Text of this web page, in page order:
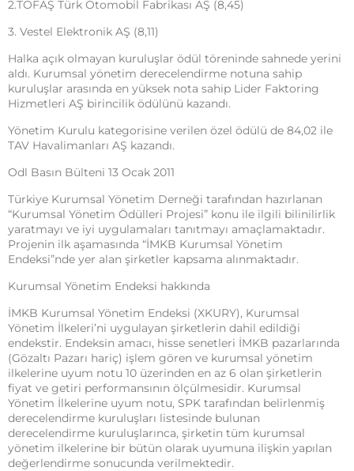
2.TOFAŞ Türk Otomobil Fabrikası AŞ (8,45)
3. Vestel Elektronik AŞ (8,11)
Halka açık olmayan kuruluşlar ödül töreninde sahnede yerini
aldı. Kurumsal yönetim derecelendirme notuna sahip
kuruluşlar arasında en yüksek nota sahip Lider Faktoring
Hizmetleri AŞ birincilik ödülünü kazandı.
Yönetim Kurulu kategorisine verilen özel ödülü de 84,02 ile
TAV Havalimanları AŞ kazandı.
Odl Basın Bülteni 13 Ocak 2011
Türkiye Kurumsal Yönetim Derneği tarafından hazırlanan
“Kurumsal Yönetim Ödülleri Projesi” konu ile ilgili bilinilirlik
yaratmayı ve iyi uygulamaları tanıtmayı amaçlamaktadır.
Projenin ilk aşamasında “İMKB Kurumsal Yönetim
Endeksi”nde yer alan şirketler kapsama alınmaktadır.
Kurumsal Yönetim Endeksi hakkında
İMKB Kurumsal Yönetim Endeksi (XKURY), Kurumsal
Yönetim İlkeleri’ni uygulayan şirketlerin dahil edildiği
endekstir. Endeksin amacı, hisse senetleri İMKB pazarlarında
(Gözaltı Pazarı hariç) işlem gören ve kurumsal yönetim
ilkelerine uyum notu 10 üzerinden en az 6 olan şirketlerin
fiyat ve getiri performansının ölçülmesidir. Kurumsal
Yönetim İlkelerine uyum notu, SPK tarafından belirlenmiş
derecelendirme kuruluşları listesinde bulunan
derecelendirme kuruluşlarınca, şirketin tüm kurumsal
yönetim ilkelerine bir bütün olarak uyumuna ilişkin yapılan
değerlendirme sonucunda verilmektedir.